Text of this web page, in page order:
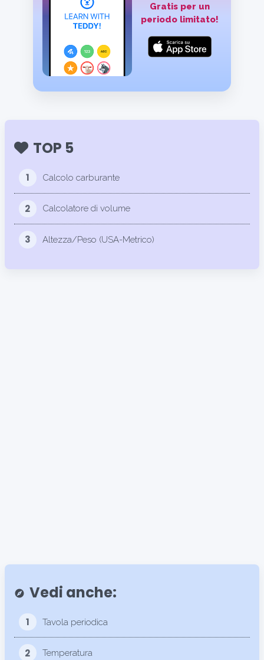
Gratis per un
periodo limitato!
TOP 5
1 Calcolo carburante
2 Calcolatore di volume
3 Altezza/Peso (USA-Metrico)
explore Vedi anche:
1 Tavola periodica
2 Temperatura